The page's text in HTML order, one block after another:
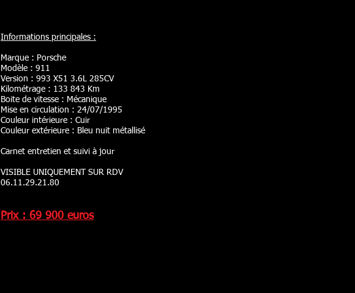
Informations principales :
Marque : Porsche
Modèle : 911
Version : 993 X51 3.6L 285CV
Kilométrage : 133 843 Km
Boite de vitesse : Mécanique
Mise en circulation : 24/07/1995
Couleur intérieure : Cuir
Couleur extérieure : Bleu nuit métallisé
Carnet entretien et suivi à jour
VISIBLE UNIQUEMENT SUR RDV
06.11.29.21.80
Prix : 69 900 euros